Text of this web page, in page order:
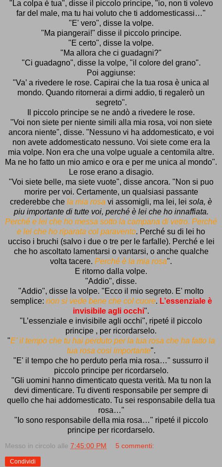
"La colpa è tua", disse il piccolo principe, "io, non ti volevo
far del male, ma tu hai voluto che ti addomesticassi…"
"E' vero", disse la volpe.
"Ma piangerai!" disse il piccolo principe.
"E certo", disse la volpe.
"Ma allora che ci guadagni?"
"Ci guadagno", disse la volpe, "il colore del grano".
Poi aggiunse:
"Va’ a rivedere le rose. Capirai che la tua rosa è unica al
mondo. Quando ritornerai a dirmi addio, ti regalerò un
segreto".
Il piccolo principe se ne andò a rivedere le rose.
"Voi non siete per niente simili alla mia rosa, voi non siete
ancora niente", disse. "Nessuno vi ha addomesticato, e voi
non avete addomesticato nessuno. Voi siete come era la
mia volpe. Non era che una volpe uguale a centomila altre.
Ma ne ho fatto un mio amico e ora e per me unica al mondo".
Le rose erano a disagio.
"Voi siete belle, ma siete vuote", disse ancora. "Non si puo
morire per voi. Certamente, un qualsiasi passante
crederebbe che la mia rosa vi assomigli, ma lei, lei sola, è
piu importante di tutte voi, perché è lei che ho innaffiata.
Perché e lei che ho messa sotto la campana di vetro. Perché
e lei che ho riparata col paravento. Perché su di lei ho
ucciso i bruchi (salvo i due o tre per le farfalle). Perché e lei
che ho ascoltato lamentarsi o vantarsi, o anche qualche
volta tacere. Perché è la mia rosa".
E ritorno dalla volpe.
"Addio", disse.
"Addio", disse la volpe. "Ecco il mio segreto. E' molto
semplice: non si vede bene che col cuore. L’essenziale è
invisibile agli occhi".
"L’essenziale e invisibile agli occhi", ripeté il piccolo
principe , per ricordarselo.
"E' il tempo che tu hai perduto per la tua rosa che ha fatto la
tua rosa cosi importante".
"E' il tempo che ho perduto perla mia rosa…" sussurro il
piccolo principe per ricordarselo.
"Gli uomini hanno dimenticato questa verità. Ma tu non la
devi dimenticare. Tu diventi responsabile per sempre di
quello che hai addomesticato. Tu sei responsabile della tua
rosa…"
"Io sono responsabile della mia rosa…" ripeté il piccolo
principe per ricordarselo.
Messo in circolo alle 7:45:00 PM 5 commenti:
Condividi